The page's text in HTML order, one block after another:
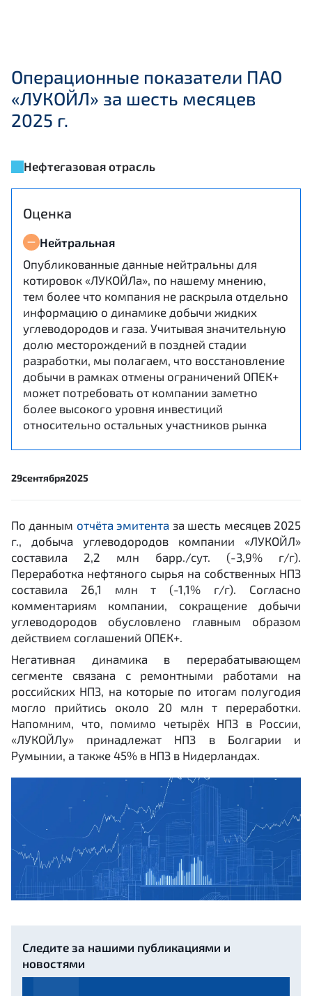
Операционные показатели ПАО
«ЛУКОЙЛ» за шесть месяцев
2025 г.
Нефтегазовая отрасль
Оценка
Нейтральная
Опубликованные данные нейтральны для
котировок «ЛУКОЙЛа», по нашему мнению,
тем более что компания не раскрыла отдельно
информацию о динамике добычи жидких
углеводородов и газа. Учитывая значительную
долю месторождений в поздней стадии
разработки, мы полагаем, что восстановление
добычи в рамках отмены ограничений ОПЕК+
может потребовать от компании заметно
более высокого уровня инвестиций
относительно остальных участников рынка
29сентября2025
По данным отчёта эмитента за шесть месяцев 2025
г., добыча углеводородов компании «ЛУКОЙЛ»
составила 2,2 млн барр./сут. (-3,9% г/г).
Переработка нефтяного сырья на собственных НПЗ
составила 26,1 млн т (-1,1% г/г). Согласно
комментариям компании, сокращение добычи
углеводородов обусловлено главным образом
действием соглашений ОПЕК+.
Негативная динамика в перерабатывающем
сегменте связана с ремонтными работами на
российских НПЗ, на которые по итогам полугодия
могло прийтись около 20 млн т переработки.
Напомним, что, помимо четырёх НПЗ в России,
«ЛУКОЙЛу» принадлежат НПЗ в Болгарии и
Румынии, а также 45% в НПЗ в Нидерландах.
Следите за нашими публикациями и
новостями